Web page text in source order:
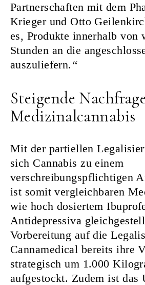
Partnerschaften mit dem
Krieger und Otto
es, Produkte innerhalb von
Stunden an die
auszuliefern.‘‘
Steigende
Medizinalcannabis
Mit der partiellen
sich Cannabis zu einem
verschreibungspflichtigen
ist somit vergleichbaren
wie hoch dosiertem
Antidepressiva
Vorbereitung auf die
Cannamedical bereits ihre
strategisch um 1.000
aufgestockt. Zudem ist das